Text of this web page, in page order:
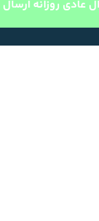
روزانه ارسال